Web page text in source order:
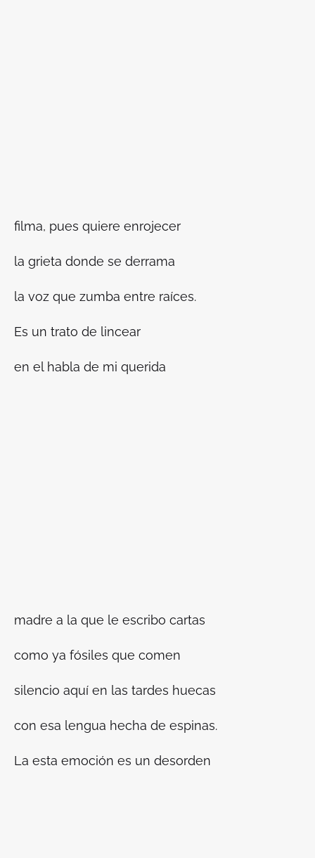
filma, pues quiere enrojecer
la grieta donde se derrama
la voz que zumba entre raíces.
Es un trato de lincear
en el habla de mi querida
madre a la que le escribo cartas
como ya fósiles que comen
silencio aquí en las tardes huecas
con esa lengua hecha de espinas.
La esta emoción es un desorden